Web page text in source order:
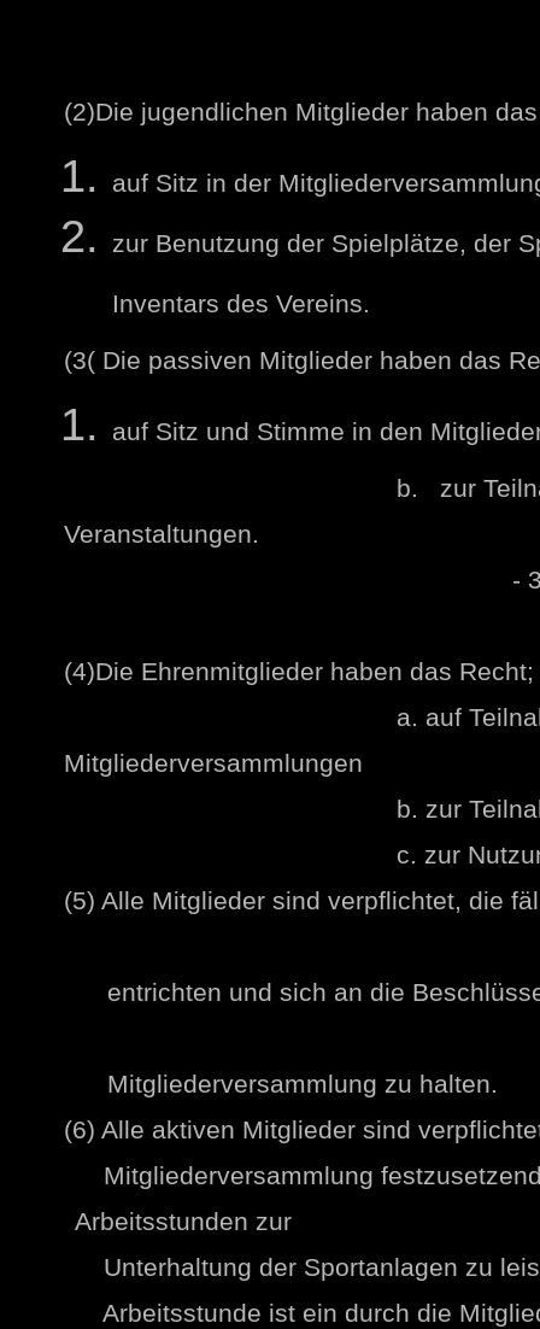
(2)Die jugendlichen Mitglieder haben
auf Sitz in der
zur Benutzung der Spielplätze, der
Inventars des Vereins.
(3( Die passiven Mitglieder haben das
auf Sitz und Stimme in den
b. zur Teilnahme an
Veranstaltungen.
- 3
(4)Die Ehrenmitglieder haben das Recht;
a. auf Teilnahme
Mitgliederversammlungen
b. zur Teilnahme an
c. zur Nutzung der
(5) Alle Mitglieder sind verpflichtet, die
entrichten und sich an die
Mitgliederversammlung zu halten.
(6) Alle aktiven Mitglieder sind
Mitgliederversammlung
Arbeitsstunden zur
Unterhaltung der Sportanlagen zu
Arbeitsstunde ist ein durch die